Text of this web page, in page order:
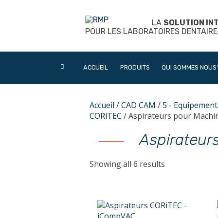
LASOLUTION
POUR LES LABORATOIRES
ACCUEIL PRODUITS QUI SOMMES
Accueil /CAD CAM /5 -
CORiTEC / Aspirateurs pour
Showing all 6 results